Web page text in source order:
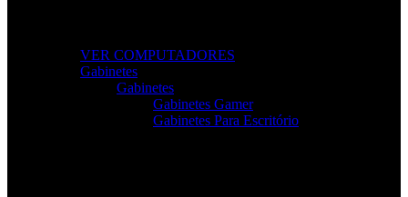
VER COMPUTADORES
Gabinetes
Gabinetes
Gabinetes Gamer
Gabinetes Para Escritório